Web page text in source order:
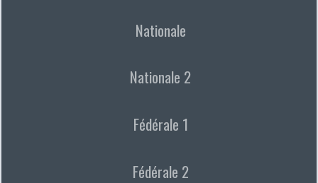
Nationale
Nationale 2
Fédérale 1
Fédérale 2